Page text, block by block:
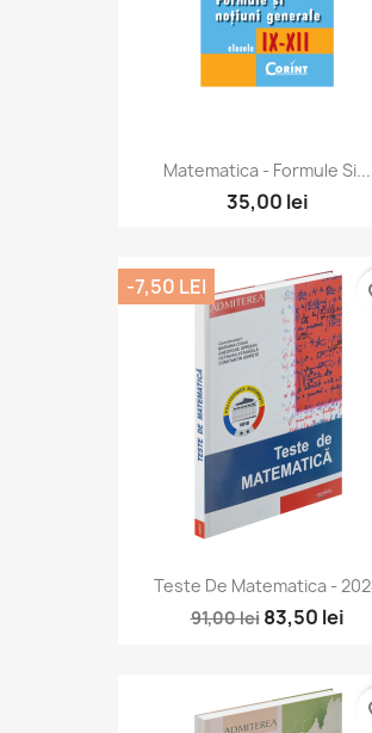
Matematica - Formule Si...
35,00 lei
Teste De Matematica -
91,00 lei 83,50 lei
-7,50 LEI